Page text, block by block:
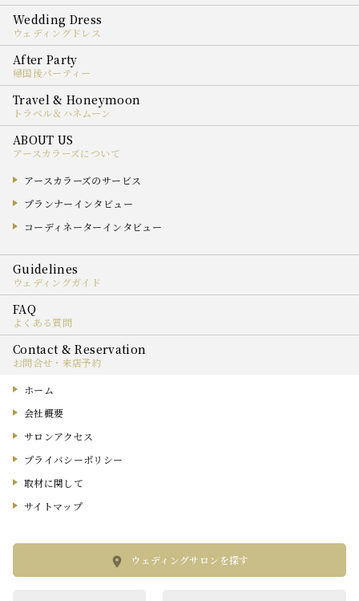
ウェディングドレス
帰国後パーティー
トラベル＆ハネムーン
アースカラーズについて
アースカラーズのサービス
プランナーインタビュー
コーディネーターインタビュー
ウェディングガイド
よくある質問
お問合せ・来店予約
ホーム
会社概要
サロンアクセス
プライバシーポリシー
取材に関して
サイトマップ
ウェディングサロンを探す